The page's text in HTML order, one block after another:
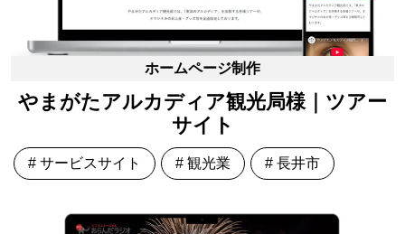
ホームページ制作
やまがたアルカディア観光局様｜ツアー
サイト
# サービスサイト # 観光業 # 長井市